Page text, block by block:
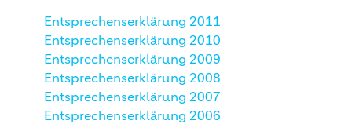
Entsprechenserklärung 2011
Entsprechenserklärung 2010
Entsprechenserklärung 2009
Entsprechenserklärung 2008
Entsprechenserklärung 2007
Entsprechenserklärung 2006